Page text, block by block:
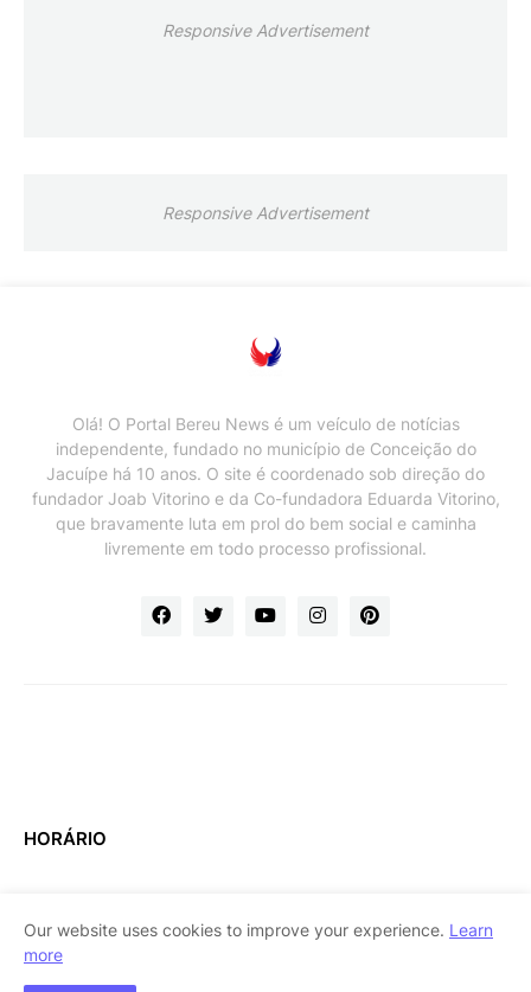
Responsive Advertisement
Responsive Advertisement
Olá! O Portal Bereu News é um veículo de notícias
independente, fundado no município de Conceição do
Jacuípe há 10 anos. O site é coordenado sob direção do
fundador Joab Vitorino e da Co-fundadora Eduarda Vitorino,
que bravamente luta em prol do bem social e caminha
livremente em todo processo profissional.
HORÁRIO
Our website uses cookies to improve your experience. Learn
more